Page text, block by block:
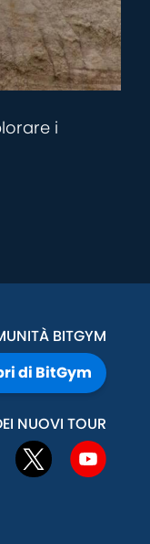
i
BITGYM
di BitGym
NUOVI TOUR